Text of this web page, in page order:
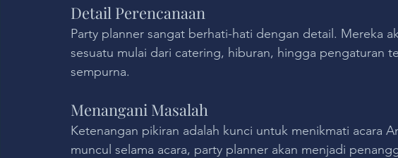
Detail Perencanaan
Party planner sangat berhati-hati dengan detail. Mereka
sesuatu mulai dari catering, hiburan, hingga pengaturan
sempurna.
Menangani Masalah
Ketenangan pikiran adalah kunci untuk menikmati acara
muncul selama acara, party planner akan menjadi